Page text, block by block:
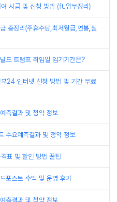
시급 및 신청 방법 (ft.업무정리)
총정리(주휴수당,최저월급,연봉,실
드 트럼프 취임일 임기기간은?
24 인터넷 신청 방법 및 기간 무료
측결과 및 청약 정보
수요예측결과 및 청약 정보
표 및 할인 방법 꿀팁
포스트 수익 및 운영 후기
측결과 및 청약 정보